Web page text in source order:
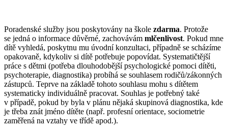
Poradenské služby jsou poskytovány na škole zdarma. Protože
se jedná o informace důvěrné, zachovávám mlčenlivost. Pokud mne
dítě vyhledá, poskytnu mu úvodní konzultaci, případně se scházíme
opakovaně, kdykoliv si dítě potřebuje popovídat. Systematičtější
práce s dětmi (potřeba dlouhodobější psychologické pomoci dítěti,
psychoterapie, diagnostika) probíhá se souhlasem rodičů/zákonných
zástupců. Teprve na základě tohoto souhlasu mohu s dítětem
systematicky individuálně pracovat. Souhlas je potřebný také
v případě, pokud by byla v plánu nějaká skupinová diagnostika, kde
je třeba znát jméno dítěte (např. profesní orientace, sociometrie
zaměřená na vztahy ve třídě apod.).